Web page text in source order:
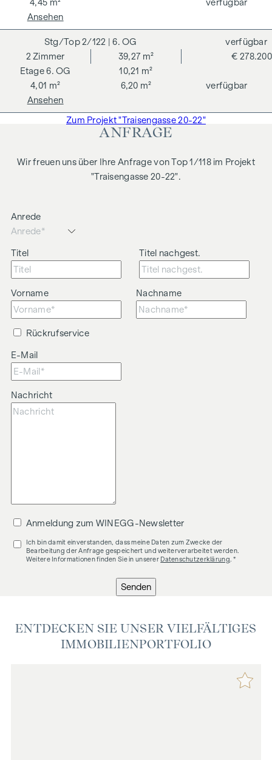
4,45 m²
verfügbar
Ansehen
2/122 | 6. OG
6. OG
2 Zimmer
39,27 m²
10,21 m²
4,01 m²
6,20 m²
€ 278.200
verfügbar
verfügbar
Ansehen
Zum Projekt "Traisengasse 20-22"
ANFRAGE
Wir freuen uns über Ihre Anfrage von Top 1/118 im Projekt
"Traisengasse 20-22".
Anrede
Titel Titel nachgest.
Vorname Nachname
Rückrufservice
E-Mail
Nachricht
Anmeldung zum WINEGG-Newsletter
Ich bin damit einverstanden, dass meine Daten zum Zwecke der
Bearbeitung der Anfrage gespeichert und weiterverarbeitet werden.
Weitere Informationen finden Sie in unserer Datenschutzerklärung . *
Senden
ENTDECKEN SIE UNSER VIELFÄLTIGES
IMMOBILIENPORTFOLIO